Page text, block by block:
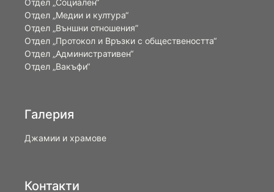
Отдел „Социален“
Отдел „Медии и култура“
Отдел „Външни отношения”
Oтдел „Протокол и Връзки с обществеността“
Отдел „Административен“
Отдел „Вакъфи“
Галерия
Джамии и храмове
Контакти